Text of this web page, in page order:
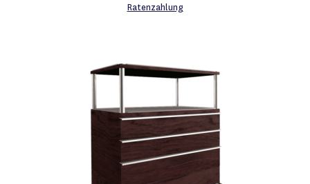
Ratenzahlung